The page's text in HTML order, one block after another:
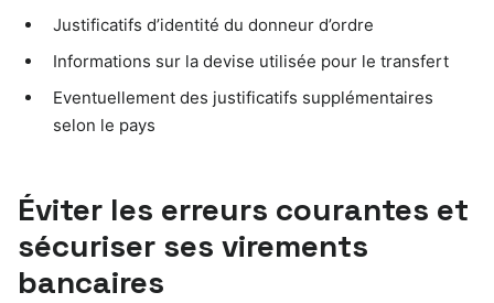
Justificatifs d’identité du donneur d’ordre
Informations sur la devise utilisée pour le transfert
Eventuellement des justificatifs supplémentaires
selon le pays
Éviter les erreurs courantes et
sécuriser ses virements
bancaires